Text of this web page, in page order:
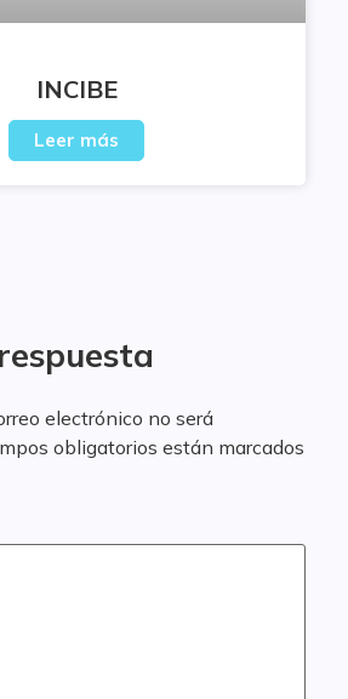
INCIBE
Leer más
electrónico no será
obligatorios están marcados